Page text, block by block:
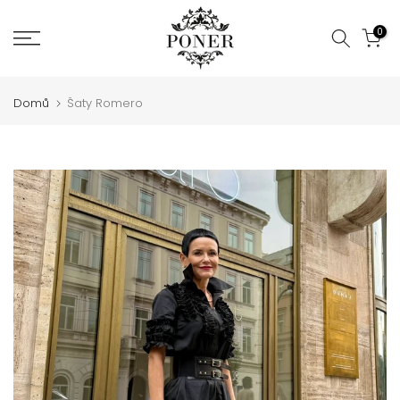
na
0
Domů Šaty Romero